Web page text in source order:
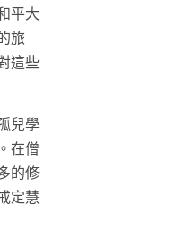
平大
旅
這些
兒學
在僧
的修
定慧